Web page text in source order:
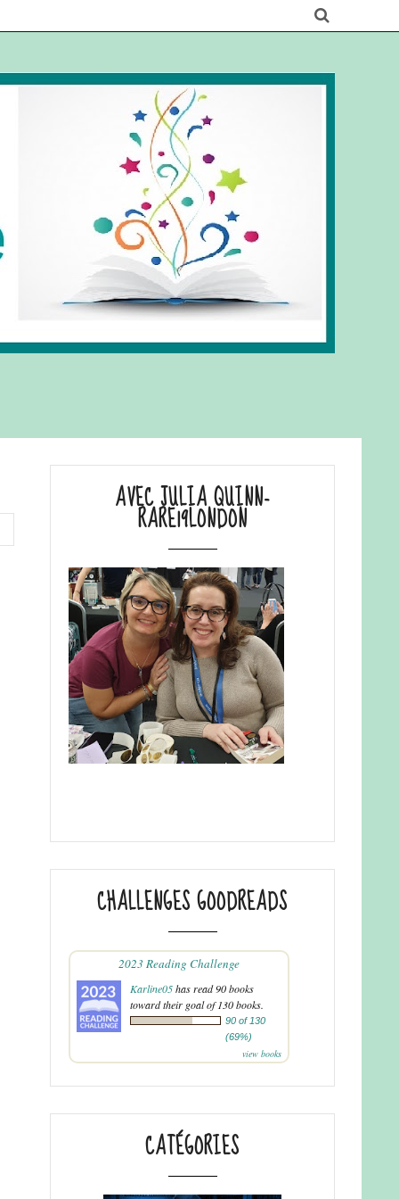
AVEC JULIA QUINN-
RARE19LONDON
CHALLENGES GOODREADS
2023 Reading Challenge
Karline05has read 90 books
toward their goal of 130 books.
90 of 130
(69%)
view books
CATÉGORIES